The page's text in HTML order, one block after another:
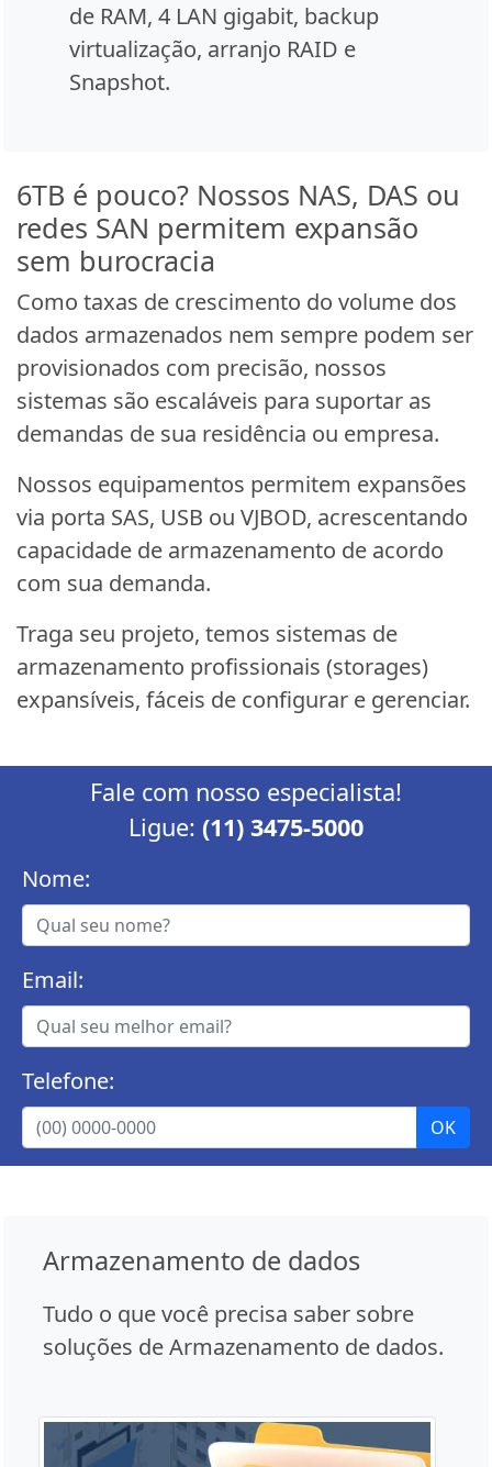
de RAM, 4 LAN gigabit, backup
virtualização, arranjo RAID e
Snapshot.
6TB é pouco? Nossos NAS, DAS ou
redes SAN permitem expansão
sem burocracia
Como taxas de crescimento do volume dos
dados armazenados nem sempre podem ser
provisionados com precisão, nossos
sistemas são escaláveis para suportar as
demandas de sua residência ou empresa.
Nossos equipamentos permitem expansões
via porta SAS, USB ou VJBOD, acrescentando
capacidade de armazenamento de acordo
com sua demanda.
Traga seu projeto, temos sistemas de
armazenamento profissionais (storages)
expansíveis, fáceis de configurar e gerenciar.
Fale com nosso especialista!
Ligue: (11) 3475-5000
Nome:
Email:
Telefone:
Armazenamento de dados
Tudo o que você precisa saber sobre
soluções de Armazenamento de dados.